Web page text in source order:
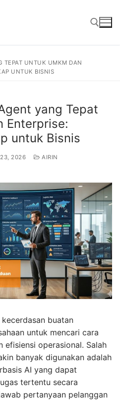
Search for:
TEPAT UNTUK UMKM DAN
UNTUK BISNIS
yang Tepat
Enterprise:
untuk Bisnis
2026
AIRIN
buatan
untuk mencari cara
efisiensi operasional. Salah
banyak digunakan adalah
AI yang dapat
tertentu secara
pertanyaan pelanggan